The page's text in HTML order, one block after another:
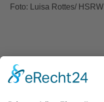
Foto: Luisa Rottes/ HSRW